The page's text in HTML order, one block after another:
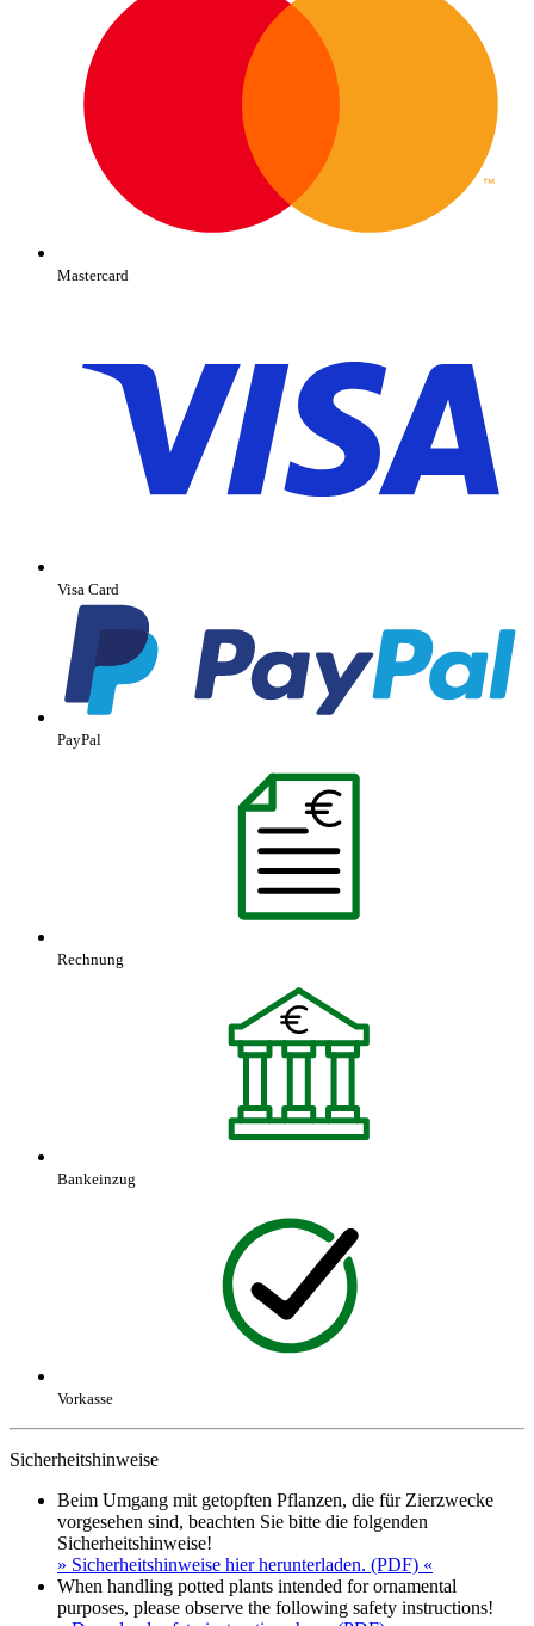
Mastercard
Visa Card
PayPal
Rechnung
Bankeinzug
Vorkasse
Sicherheitshinweise
Beim Umgang mit getopften Pflanzen, die für Zierzwecke
vorgesehen sind, beachten Sie bitte die folgenden
Sicherheitshinweise!
» Sicherheitshinweise hier herunterladen. (PDF) «
When handling potted plants intended for ornamental
purposes, please observe the following safety instructions!